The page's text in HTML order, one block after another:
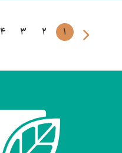
1
2
3
4